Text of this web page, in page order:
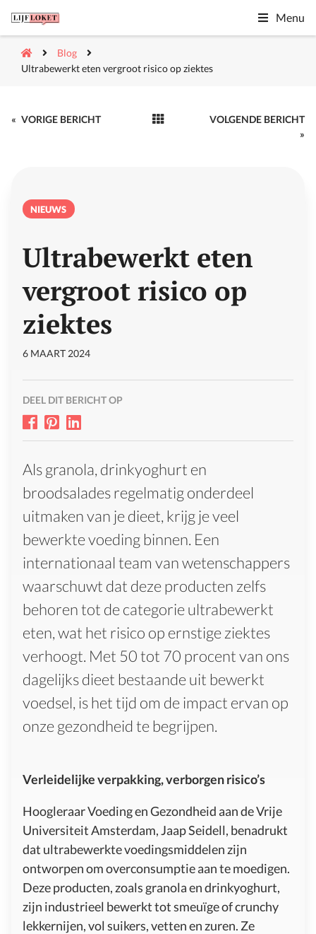
Menu
Blog
Ultrabewerkt eten vergroot risico op ziektes
« VORIGE BERICHT
VOLGENDE BERICHT
»
NIEUWS
Ultrabewerkt eten
vergroot risico op
ziektes
6 MAART 2024
DEEL DIT BERICHT OP
Als granola, drinkyoghurt en
broodsalades regelmatig onderdeel
uitmaken van je dieet, krijg je veel
bewerkte voeding binnen. Een
internationaal team van wetenschappers
waarschuwt dat deze producten zelfs
behoren tot de categorie ultrabewerkt
eten, wat het risico op ernstige ziektes
verhoogt. Met 50 tot 70 procent van ons
dagelijks dieet bestaande uit bewerkt
voedsel, is het tijd om de impact ervan op
onze gezondheid te begrijpen.
Verleidelijke verpakking, verborgen risico’s
Hoogleraar Voeding en Gezondheid aan de Vrije
Universiteit Amsterdam, Jaap Seidell, benadrukt
dat ultrabewerkte voedingsmiddelen zijn
ontworpen om overconsumptie aan te moedigen.
Deze producten, zoals granola en drinkyoghurt,
zijn industrieel bewerkt tot smeuïge of crunchy
lekkernijen, vol suikers, vetten en zuren. Ze